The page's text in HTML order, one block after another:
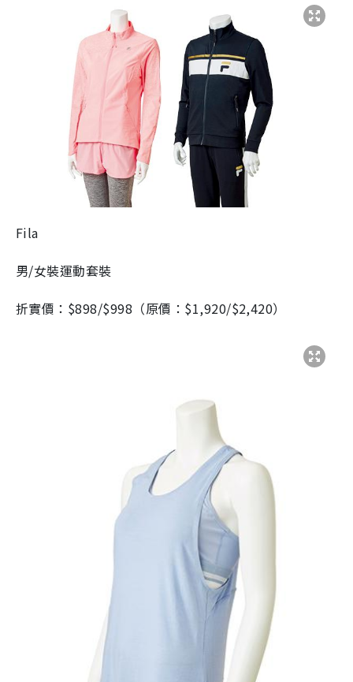
Fila
男/女裝運動套裝
折實價：$898/$998（原價：$1,920/$2,420）